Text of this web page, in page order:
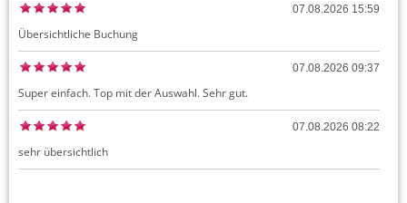
07.08.2026 15:59
Übersichtliche Buchung
07.08.2026 09:37
Super einfach. Top mit der Auswahl. Sehr gut.
07.08.2026 08:22
sehr übersichtlich